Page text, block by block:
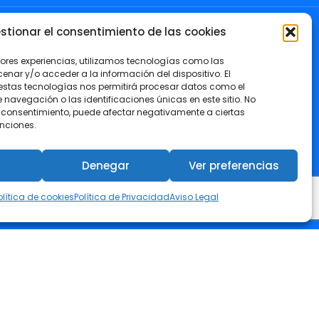
el consentimiento de las cookies
experiencias, utilizamos tecnologías como las
y/o acceder a la información del dispositivo. El
tecnologías nos permitirá procesar datos como el
o las identificaciones únicas en este sitio. No
consentimiento, puede afectar negativamente a ciertas
Denegar Ver preferencias
de cookiesPolítica de PrivacidadAviso Legal
Colégiate
Visa tu Proyecto
Canal de Asistencia Jurídica